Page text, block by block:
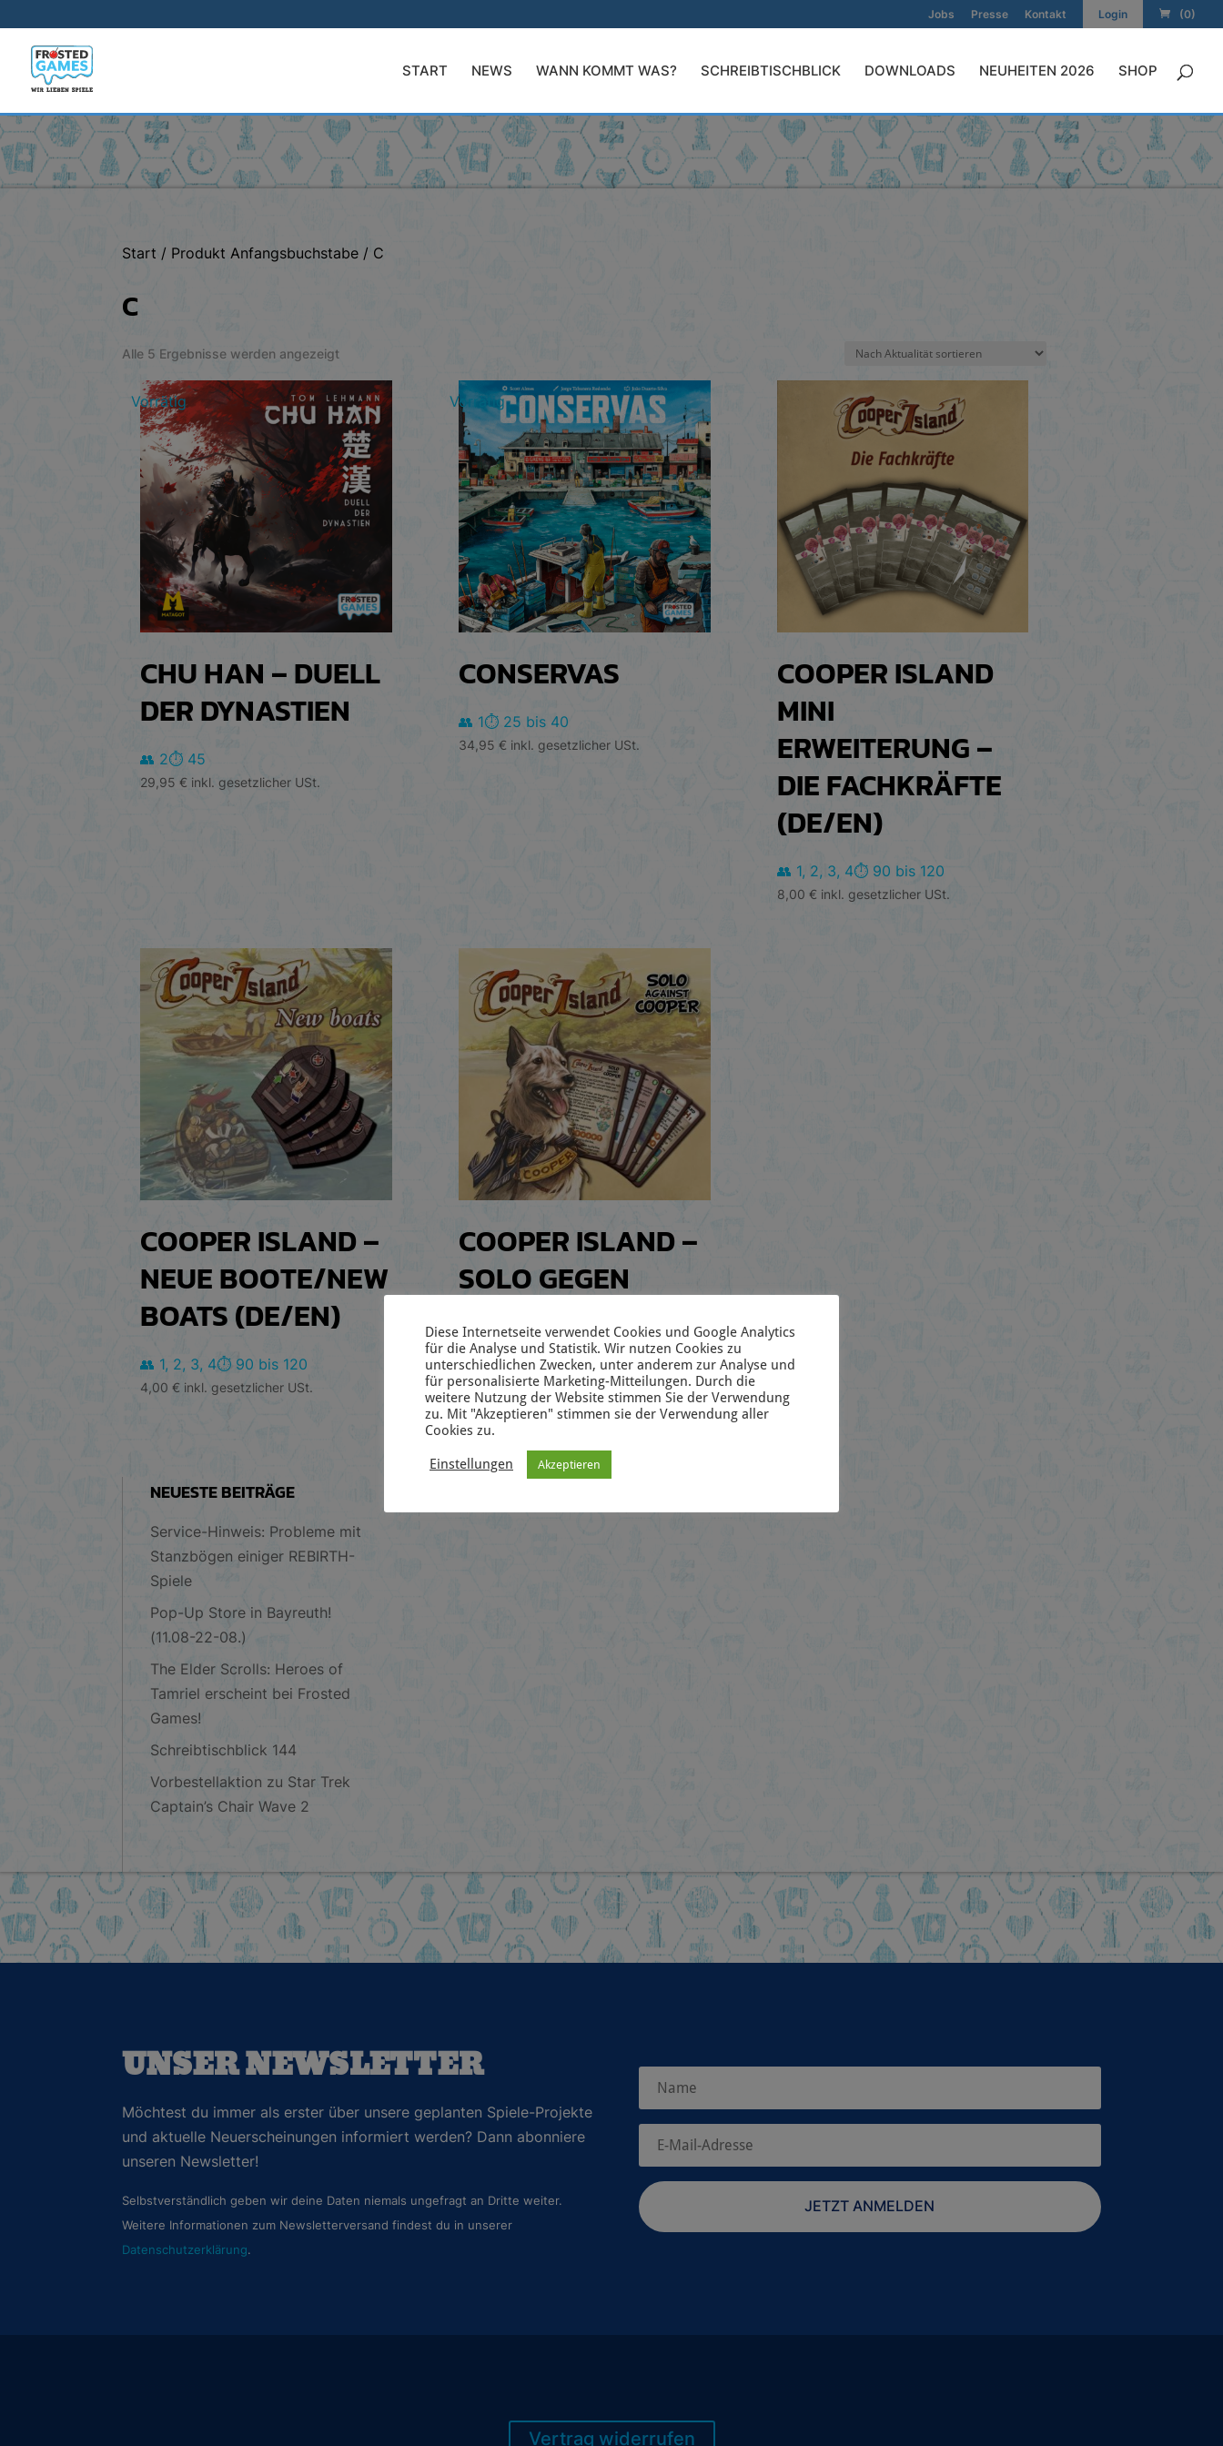
Jobs Presse Kontakt Login (0)
START NEWS WANN KOMMT WAS? SCHREIBTISCHBLICK DOWNLOADS NEUHEITEN 2026 SHOP
Start / Produkt Anfangsbuchstabe / C
C
Alle 5 Ergebnisse werden angezeigt
Aktualität
sortiert
Vorrätig
CHU HAN – DUELL
DER DYNASTIEN
👥 2⏱️ 45
29,95 € inkl. gesetzlicher USt.
Vorrätig
CONSERVAS
👥 1⏱️ 25 bis 40
34,95 € inkl. gesetzlicher USt.
COOPER ISLAND
MINI
ERWEITERUNG –
DIE FACHKRÄFTE
(DE/EN)
👥 1, 2, 3, 4⏱️ 90 bis 120
8,00 € inkl. gesetzlicher USt.
COOPER ISLAND –
NEUE BOOTE/NEW
BOATS (DE/EN)
👥 1, 2, 3, 4⏱️ 90 bis 120
4,00 € inkl. gesetzlicher USt.
COOPER ISLAND –
SOLO GEGEN
COOPER (DE)
⏱️ 90 bis 120
7,00€ inkl. gesetzlicher USt.
NEUESTE BEITRÄGE
Service-Hinweis: Probleme mit
Stanzbögen einiger REBIRTH-
Spiele
Pop-Up Store in Bayreuth!
(11.08-22-08.)
The Elder Scrolls: Heroes of
Tamriel erscheint bei Frosted
Games!
Schreibtischblick 144
Vorbestellaktion zu Star Trek
Captain’s Chair Wave 2
UNSER NEWSLETTER
Möchtest du immer als erster über unsere geplanten Spiele-Projekte
und aktuelle Neuerscheinungen informiert werden? Dann abonniere
unseren Newsletter!
Selbstverständlich geben wir deine Daten niemals ungefragt an Dritte weiter.
Weitere Informationen zum Newsletterversand findest du in unserer
Datenschutzerklärung.
JETZT ANMELDEN
Vertrag widerrufen
Diese Internetseite verwendet Cookies und Google Analytics
für die Analyse und Statistik. Wir nutzen Cookies zu
unterschiedlichen Zwecken, unter anderem zur Analyse und
für personalisierte Marketing-Mitteilungen. Durch die
weitere Nutzung der Website stimmen Sie der Verwendung
zu. Mit "Akzeptieren" stimmen sie der Verwendung aller
Cookies zu.
Einstellungen Akzeptieren